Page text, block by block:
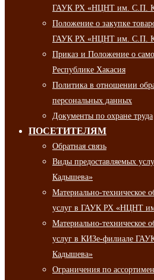
ГАУК РХ «НЦНТ им. С.П.
Положение о закупке
ГАУК РХ «НЦНТ им. С.П.
Приказ и Положение о
Республике Хакасия
Политика в отношении
персональных данных
Документы по охране труда
ПОСЕТИТЕЛЯМ
Обратная связь
Виды предоставляемых
Кадышева»
Материально-техническое
услуг в ГАУК РХ «НЦНТ
Материально-техническое
услуг в КИЗе-филиале
Кадышева»
Ограничения по